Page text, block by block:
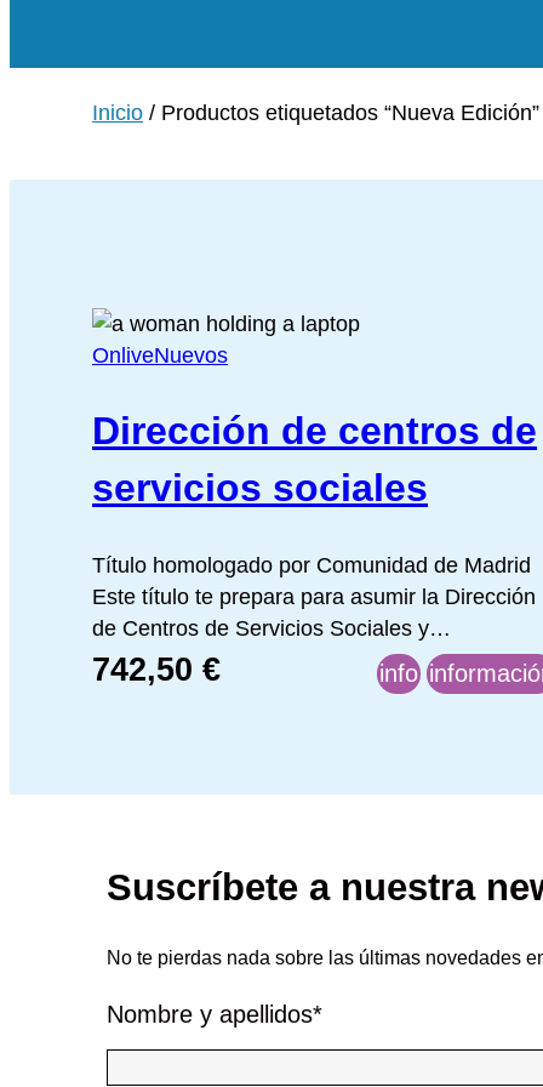
Inicio / Productos etiquetados “Nueva Edición”
OnliveNuevos
Dirección de centros de
servicios sociales
Título homologado por Comunidad de Madrid
Este título te prepara para asumir la Dirección
de Centros de Servicios Sociales y…
742,50€
info
servicios
Suscríbete a nuestra
No te pierdas nada sobre las últimas novedades
Nombre y apellidos*